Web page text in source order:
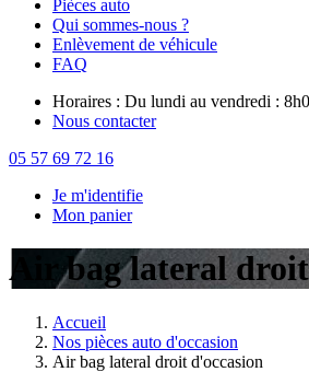
Pièces auto
Qui sommes-nous ?
Enlèvement de véhicule
FAQ
Horaires : Du lundi au vendredi :
Nous contacter
05 57 69 72 16
Je m'identifie
Mon panier
Air bag lateral
Accueil
Nos pièces auto d'occasion
Air bag lateral droit d'occasion